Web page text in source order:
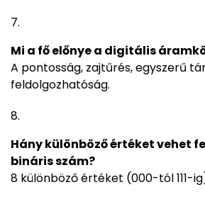
Mi a fő előnye a digitális
A pontosság, zajtűrés, egyszerű
feldolgozhatóság.
Hány különböző értéket vehet
bináris szám?
8 különböző értéket (000-tól 111-